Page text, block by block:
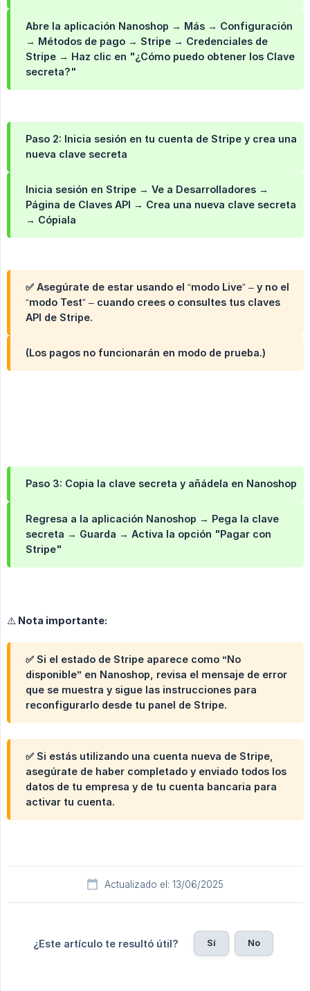
Abre la aplicación Nanoshop → Más → Configuración
→ Métodos de pago → Stripe → Credenciales de
Stripe → Haz clic en "¿Cómo puedo obtener los Clave
secreta?"
Paso 2: Inicia sesión en tu cuenta de Stripe y crea una
nueva clave secreta
Inicia sesión en Stripe → Ve a Desarrolladores →
Página de Claves API → Crea una nueva clave secreta
→ Cópiala
✅ Asegúrate de estar usando el “modo Live” – y no el
“modo Test” – cuando crees o consultes tus claves
API de Stripe.
(Los pagos no funcionarán en modo de prueba.)
Paso 3: Copia la clave secreta y añádela en Nanoshop
Regresa a la aplicación Nanoshop → Pega la clave
secreta → Guarda → Activa la opción "Pagar con
Stripe"
⚠️ Nota importante:
✅ Si el estado de Stripe aparece como “No
disponible” en Nanoshop, revisa el mensaje de error
que se muestra y sigue las instrucciones para
reconfigurarlo desde tu panel de Stripe.
✅ Si estás utilizando una cuenta nueva de Stripe,
asegúrate de haber completado y enviado todos los
datos de tu empresa y de tu cuenta bancaria para
activar tu cuenta.
Actualizado el: 13/06/2025
¿Este artículo te resultó útil? Sí No